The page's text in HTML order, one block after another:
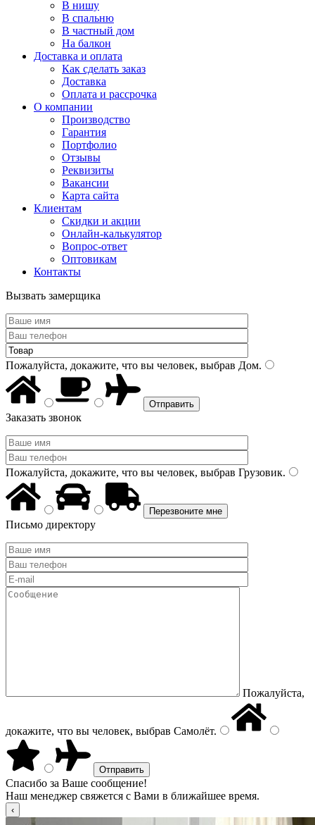
В нишу
В спальню
В частный дом
На балкон
Доставка и оплата
Как сделать заказ
Доставка
Оплата и рассрочка
О компании
Производство
Гарантия
Портфолио
Отзывы
Реквизиты
Вакансии
Карта сайта
Клиентам
Скидки и акции
Онлайн-калькулятор
Вопрос-ответ
Оптовикам
Контакты
Вызвать замерщика
Пожалуйста, докажите, что вы человек, выбрав Дом.
Заказать звонок
Пожалуйста, докажите, что вы человек, выбрав Грузовик.
Письмо директору
Пожалуйста,
докажите, что вы человек, выбрав Самолёт.
Спасибо за Ваше сообщение!
Наш менеджер свяжется с Вами в ближайшее время.